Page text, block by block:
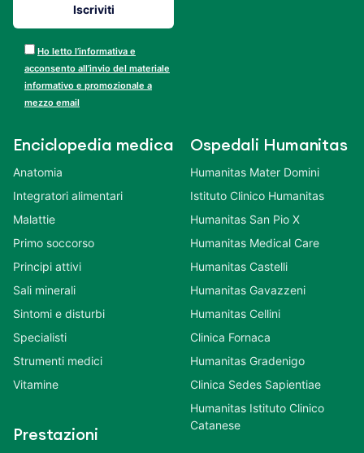
Ho letto l’informativa e
acconsento all’invio del materiale
informativo e promozionale a
mezzo email
Enciclopedia medica
Anatomia
Integratori alimentari
Malattie
Primo soccorso
Principi attivi
Sali minerali
Sintomi e disturbi
Specialisti
Strumenti medici
Vitamine
Prestazioni
Ospedali Humanitas
Humanitas Mater Domini
Istituto Clinico Humanitas
Humanitas San Pio X
Humanitas Medical Care
Humanitas Castelli
Humanitas Gavazzeni
Humanitas Cellini
Clinica Fornaca
Humanitas Gradenigo
Clinica Sedes Sapientiae
Humanitas Istituto Clinico
Catanese